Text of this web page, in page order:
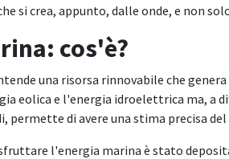
si crea, appunto, dalle onde, e non
cos'è?
una risorsa rinnovabile che
eolica e l'energia idroelettrica ma, a
permette di avere una stima precisa
l'energia marina è stato